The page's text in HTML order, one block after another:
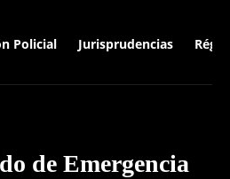
Policial Jurisprudencias
de Emergencia